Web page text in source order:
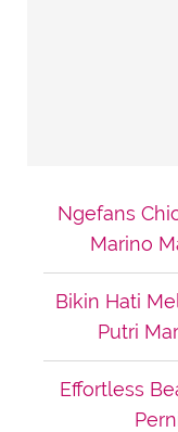
Ngefans
Marino
Bikin Hati
Putri
Effortless